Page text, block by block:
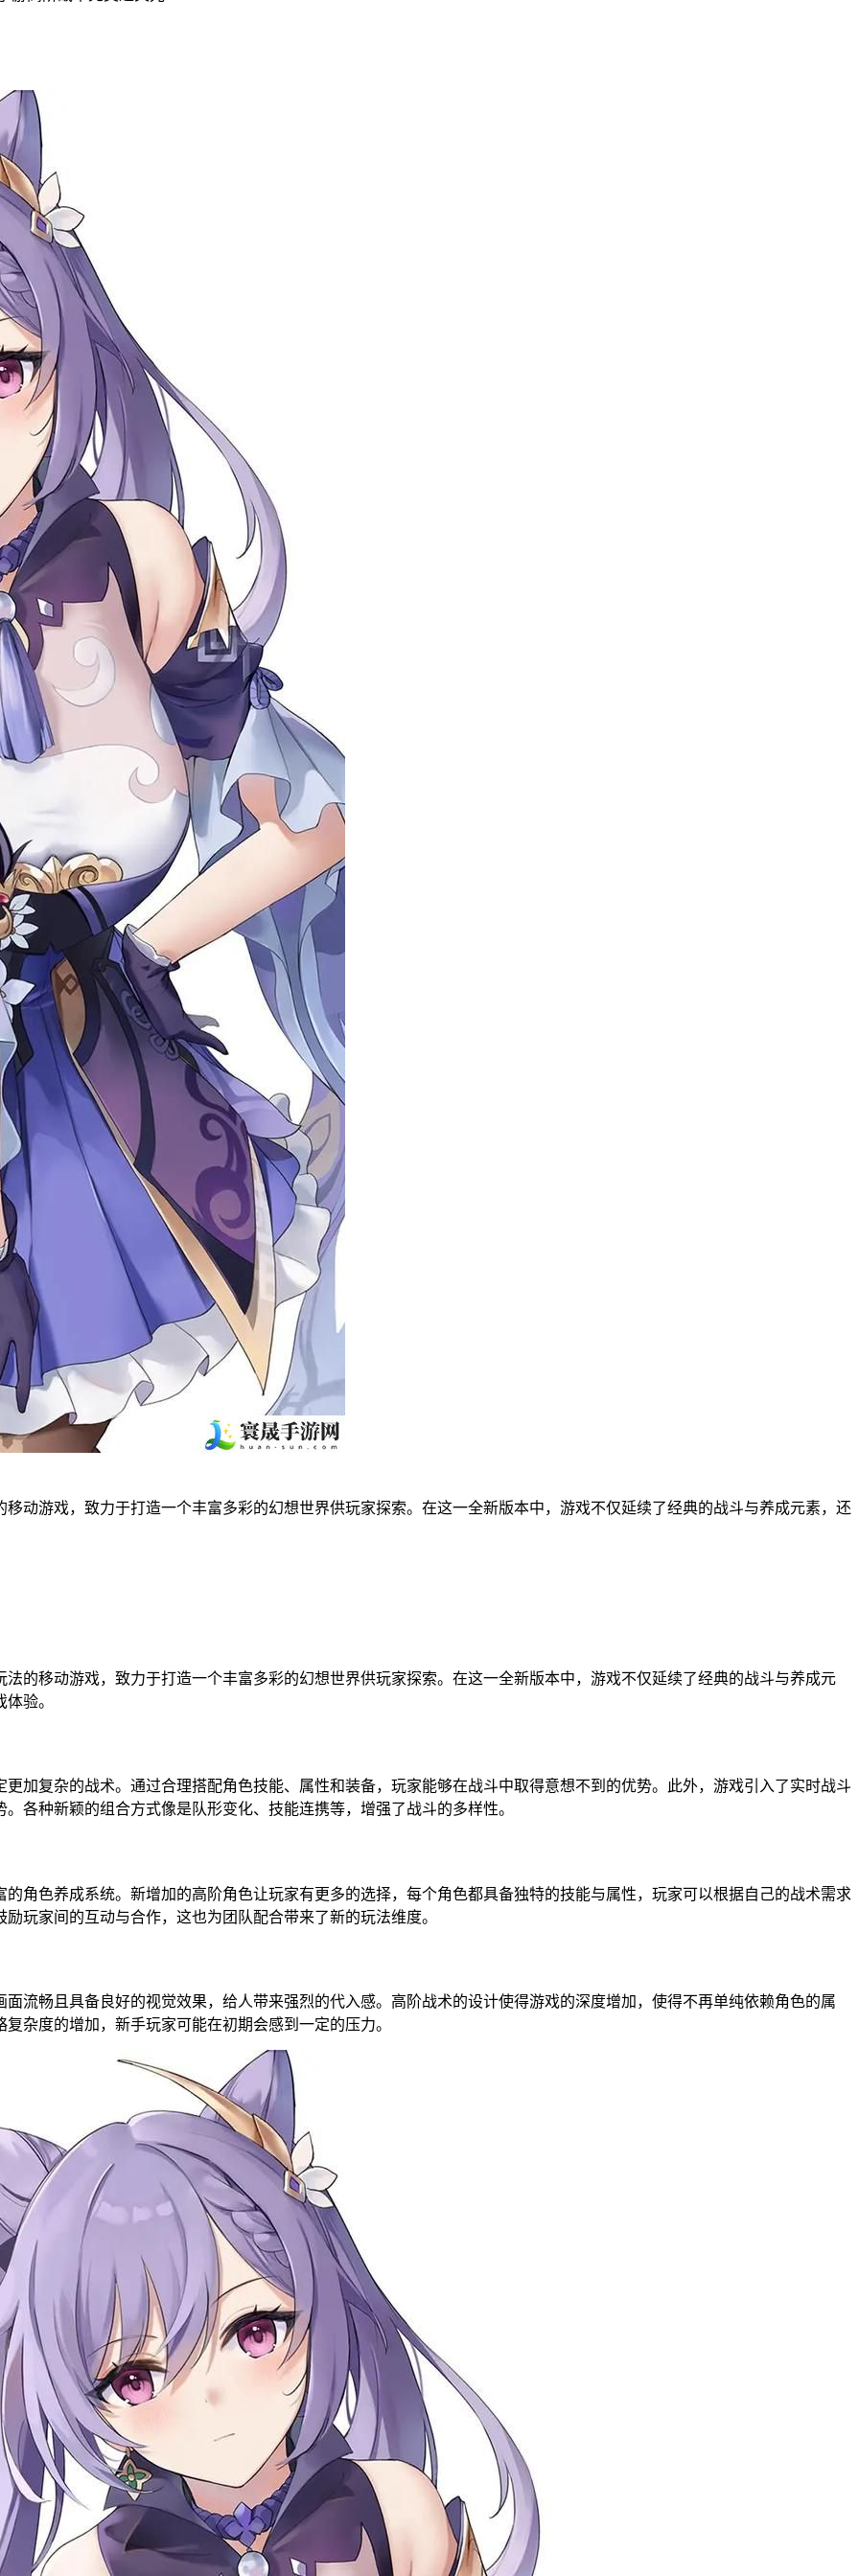
动游戏，致力于打造一个丰富多彩的幻想世界供玩家探索。在这一全新版本中，游戏不仅延续了经典的战斗与养成元素，还
移动游戏，致力于打造一个丰富多彩的幻想世界供玩家探索。在这一全新版本中，游戏不仅延续了经典的战斗与养成元
验。
复杂的战术。通过合理搭配角色技能、属性和装备，玩家能够在战斗中取得意想不到的优势。此外，游戏引入了实时战斗
各种新颖的组合方式像是队形变化、技能连携等，增强了战斗的多样性。
色养成系统。新增加的高阶角色让玩家有更多的选择，每个角色都具备独特的技能与属性，玩家可以根据自己的战术需求
玩家间的互动与合作，这也为团队配合带来了新的玩法维度。
畅且具备良好的视觉效果，给人带来强烈的代入感。高阶战术的设计使得游戏的深度增加，使得不再单纯依赖角色的属
杂度的增加，新手玩家可能在初期会感到一定的压力。